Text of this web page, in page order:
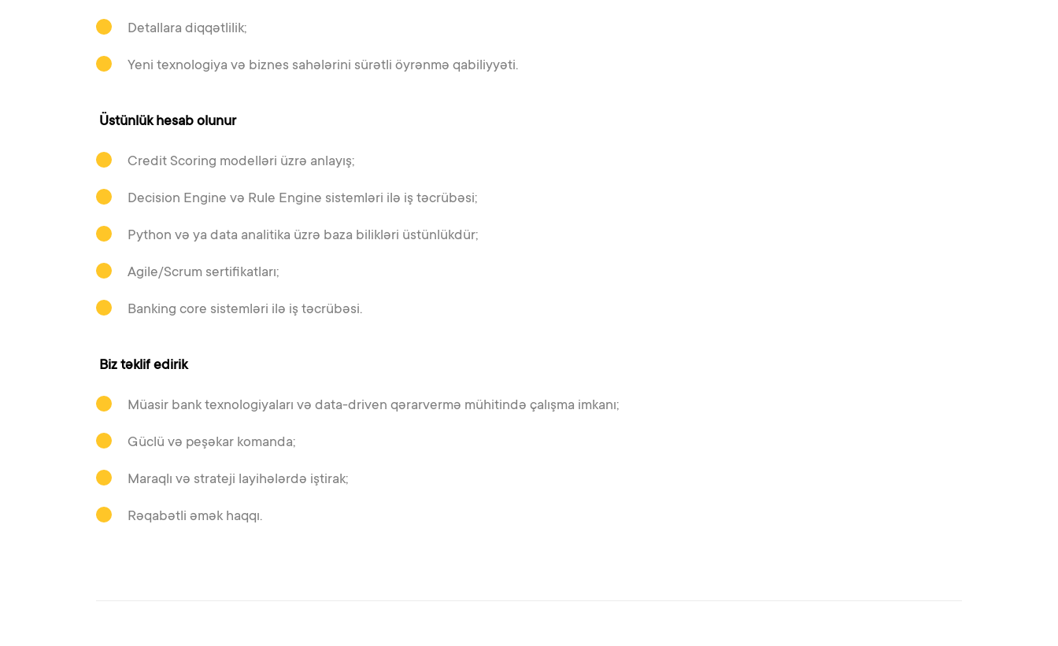
Detallara diqqətlilik;
Yeni texnologiya və biznes sahələrini sürətli öyrənmə qabiliyyəti.
Üstünlük hesab olunur
Credit Scoring modelləri üzrə anlayış;
Decision Engine və Rule Engine sistemləri ilə iş təcrübəsi;
Python və ya data analitika üzrə baza bilikləri üstünlükdür;
Agile/Scrum sertifikatları;
Banking core sistemləri ilə iş təcrübəsi.
Biz təklif edirik
Müasir bank texnologiyaları və data-driven qərarvermə mühitində çalışma imkanı;
Güclü və peşəkar komanda;
Maraqlı və strateji layihələrdə iştirak;
Rəqabətli əmək haqqı.